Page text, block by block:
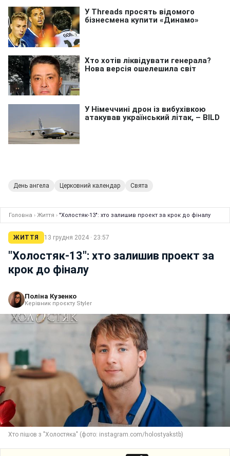
День ангела Церковний календар Свята
Головна › Життя › "Холостяк-13": хто залишив проект за крок до фіналу
ЖИТТЯ 13 грудня 2024 · 23:57
"Холостяк-13": хто залишив проект за
крок до фіналу
Поліна Кузенко
Керівник проєкту Styler
Хто пішов з "Холостяка" (фото: instagram.com/holostyakstb)